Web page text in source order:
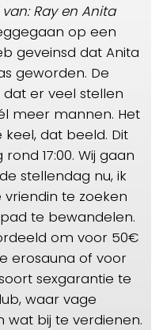
Ray en Anita
op een
geveinsd dat Anita
geworden. De
er veel stellen
meer mannen. Het
dat beeld. Dit
17:00. Wij gaan
stellendag nu, ik
te zoeken
te bewandelen.
om voor 50€
erosauna of voor
sexgarantie te
waar vage
wat bij te verdienen.